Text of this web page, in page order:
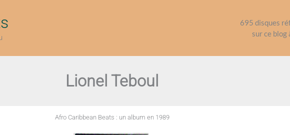
695 disques
sur ce blog
Lionel Teboul
Afro Caribbean Beats : un album en 1989